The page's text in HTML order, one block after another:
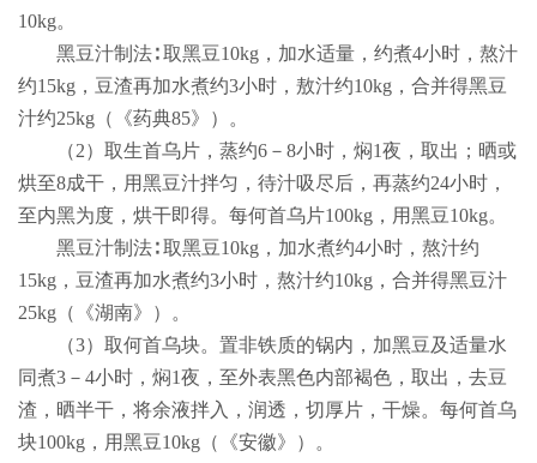
10kg。
黑豆汁制法∶ 取黑豆10kg ，加水适量，约煮4小时，熬汁
约15kg ，豆渣再加水煮约3小时，敖汁约10kg ，合并得黑豆
汁约25kg （《药典85》）。
（2）取生首乌片，蒸约6 － 8小时，焖1夜，取出；晒或
烘至8成干，用黑豆汁拌匀，待汁吸尽后，再蒸约24小时，
至内黑为度，烘干即得。每何首乌片100kg ，用黑豆10kg。
黑豆汁制法∶ 取黑豆10kg ，加水煮约4小时，熬汁约
15kg ，豆渣再加水煮约3小时，熬汁约10kg ，合并得黑豆汁
25kg （《湖南》）。
（3）取何首乌块。置非铁质的锅内，加黑豆及适量水
同煮3 － 4小时，焖1夜，至外表黑色内部褐色，取出，去豆
渣，晒半干，将余液拌入，润透，切厚片，干燥。每何首乌
块100kg ，用黑豆10kg （《安徽》）。